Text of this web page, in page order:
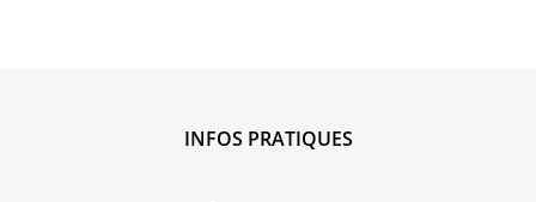
INFOS PRATIQUES